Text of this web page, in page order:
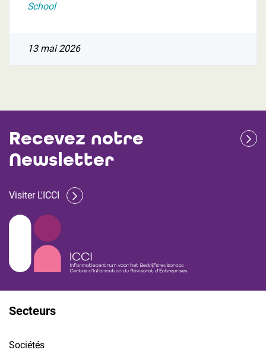
School
13 mai 2026
Recevez notre
Newsletter
Visiter L'ICCI
Secteurs
Sociétés